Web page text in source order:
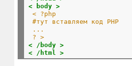
< body >
< ?php
#тут вставляем код PHP
...
? >
< /body >
< /html >